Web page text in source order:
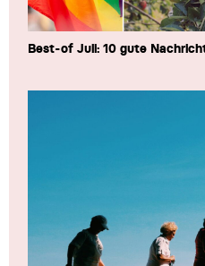
Best-of Juli: 10 gute